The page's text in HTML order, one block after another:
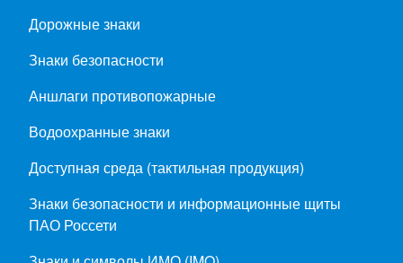
Дорожные знаки
Знаки безопасности
Аншлаги противопожарные
Водоохранные знаки
Доступная среда (тактильная продукция)
Знаки безопасности и информационные щиты
ПАО Россети